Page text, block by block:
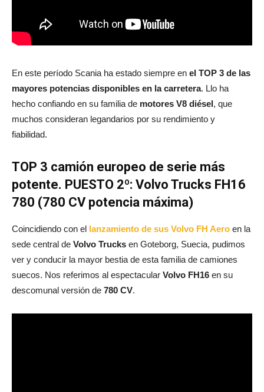
En este período Scania ha estado siempre en el TOP 3 de las
mayores potencias disponibles en la carretera. Llo ha
hecho confiando en su familia de motores V8 diésel, que
muchos consideran legandarios por su rendimiento y
fiabilidad.
TOP 3 camión europeo de serie más
potente. PUESTO 2º: Volvo Trucks FH16
780 (780 CV potencia máxima)
Coincidiendo con el lanzamiento de sus Volvo FH Aero en la
sede central de Volvo Trucks en Goteborg, Suecia, pudimos
ver y conducir la mayor bestia de esta familia de camiones
suecos. Nos referimos al espectacular Volvo FH16 en su
descomunal versión de 780 CV.